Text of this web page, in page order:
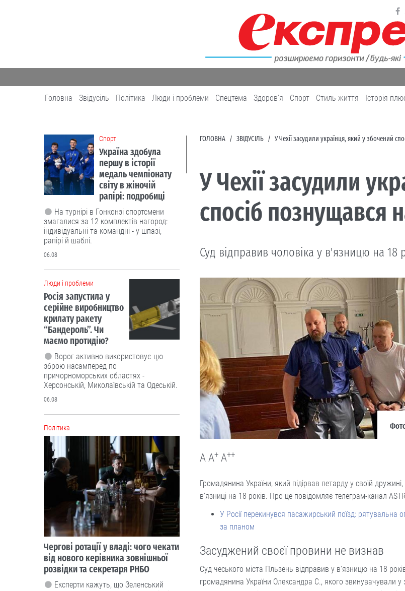
Головна Звідусіль Політика Люди і проблеми Спецтема Здоров'я Cпорт Cтиль життя Історія
ГОЛОВНА ЗВІДУСІЛЬ У Чехії засудили українця, який у збочений
У Чехії засудили
спосіб познущався
Суд відправив чоловіка у в'язницю на 18
A A+ A++
Громадянина України, який підірвав петарду у своїй
в'язниці на 18 років. Про це повідомляє телеграм-канал
У Росії перекинувся пасажирський поїзд: рятувальна
за планом
Засуджений своєї провини не визнав
Суд чеського міста Пльзень відправив у в'язницю на 18
громадянина України Олександра С., якого звинувачували
Cпорт
Україна здобула
першу в історії
медаль чемпіонату
світу в жіночій
рапірі: подробиці
На турнірі в Гонконзі спортсмени
змагалися за 12 комплектів нагород:
індивідуальні та командні - у шпазі,
рапірі й шаблі.
06.08
Люди і проблеми
Росія запустила у
серійне виробництво
крилату ракету
“Бандероль”. Чи
маємо протидію?
Ворог активно використовує цю
зброю насамперед по
причорноморських областях -
Херсонській, Миколаївській та Одеській.
06.08
Політика
Чергові ротації у владі: чого чекати
від нового керівника зовнішньої
розвідки та секретаря РНБО
Експерти кажуть, що Зеленський